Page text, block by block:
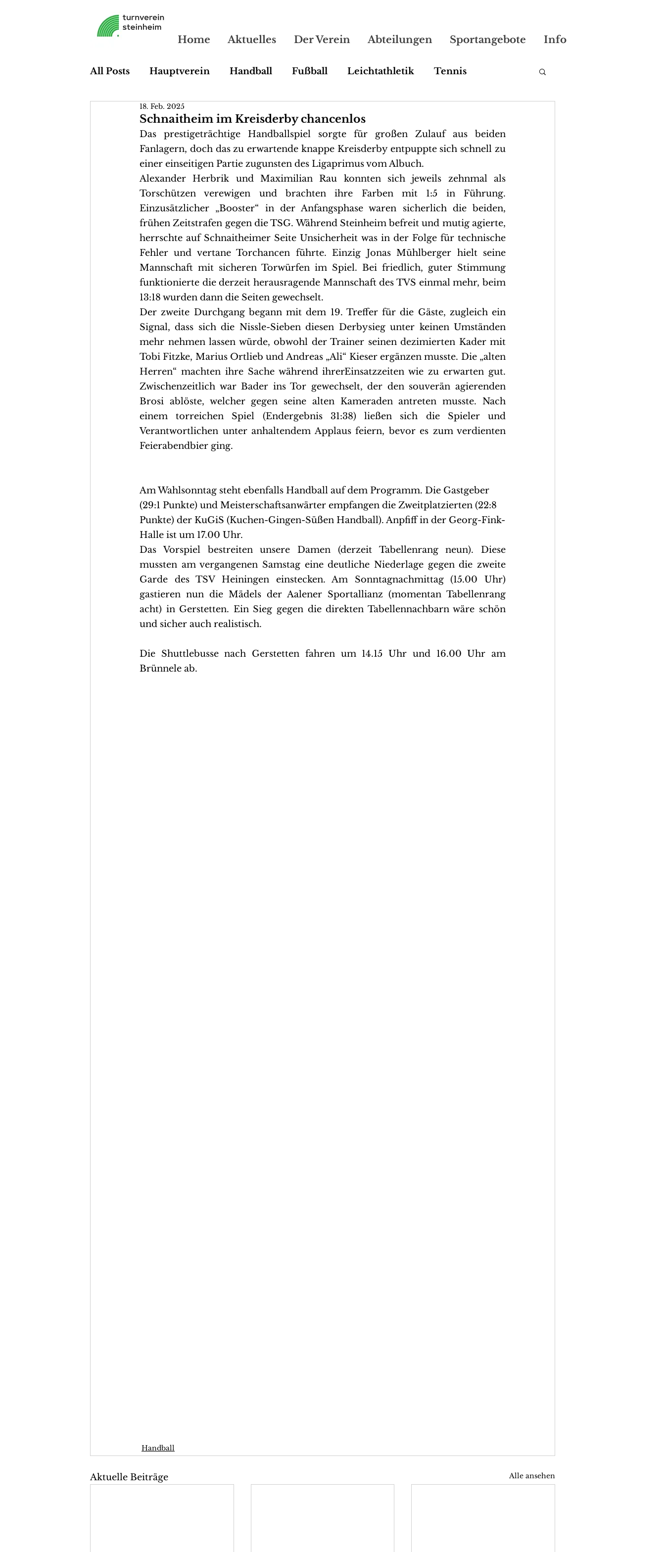
Home Aktuelles Der Verein Abteilungen Sportangebote Info
All Posts Hauptverein Handball Fußball Leichtathletik Tennis
Tischtennis Dart Line Dance Turnen
Schnaitheim im Kreisderby chancenlos
18. Feb. 2025
Das prestigeträchtige Handballspiel sorgte für großen Zulauf aus beiden
Fanlagern, doch das zu erwartende knappe Kreisderby entpuppte sich schnell zu
einer einseitigen Partie zugunsten des Ligaprimus vom Albuch.
Alexander Herbrik und Maximilian Rau konnten sich jeweils zehnmal als
Torschützen verewigen und brachten ihre Farben mit 1:5 in Führung.
Einzusätzlicher „Booster“ in der Anfangsphase waren sicherlich die beiden,
frühen Zeitstrafen gegen die TSG. Während Steinheim befreit und mutig agierte,
herrschte auf Schnaitheimer Seite Unsicherheit was in der Folge für technische
Fehler und vertane Torchancen führte. Einzig Jonas Mühlberger hielt seine
Mannschaft mit sicheren Torwürfen im Spiel. Bei friedlich, guter Stimmung
funktionierte die derzeit herausragende Mannschaft des TVS einmal mehr, beim
13:18 wurden dann die Seiten gewechselt.
Der zweite Durchgang begann mit dem 19. Treffer für die Gäste, zugleich ein
Signal, dass sich die Nissle-Sieben diesen Derbysieg unter keinen Umständen
mehr nehmen lassen würde, obwohl der Trainer seinen dezimierten Kader mit
Tobi Fitzke, Marius Ortlieb und Andreas „Ali“ Kieser ergänzen musste. Die „alten
Herren“ machten ihre Sache während ihrerEinsatzzeiten wie zu erwarten gut.
Zwischenzeitlich war Bader ins Tor gewechselt, der den souverän agierenden
Brosi ablöste, welcher gegen seine alten Kameraden antreten musste. Nach
einem torreichen Spiel (Endergebnis 31:38) ließen sich die Spieler und
Verantwortlichen unter anhaltendem Applaus feiern, bevor es zum verdienten
Feierabendbier ging.
Am Wahlsonntag steht ebenfalls Handball auf dem Programm. Die Gastgeber
(29:1 Punkte) und Meisterschaftsanwärter empfangen die Zweitplatzierten (22:8
Punkte) der KuGiS (Kuchen-Gingen-Süßen Handball). Anpfiff in der Georg-Fink-
Halle ist um 17.00 Uhr.
Das Vorspiel bestreiten unsere Damen (derzeit Tabellenrang neun). Diese
mussten am vergangenen Samstag eine deutliche Niederlage gegen die zweite
Garde des TSV Heiningen einstecken. Am Sonntagnachmittag (15.00 Uhr)
gastieren nun die Mädels der Aalener Sportallianz (momentan Tabellenrang
acht) in Gerstetten. Ein Sieg gegen die direkten Tabellennachbarn wäre schön
und sicher auch realistisch.
Die Shuttlebusse nach Gerstetten fahren um 14.15 Uhr und 16.00 Uhr am
Brünnele ab.
Handball
Aktuelle Beiträge Alle ansehen